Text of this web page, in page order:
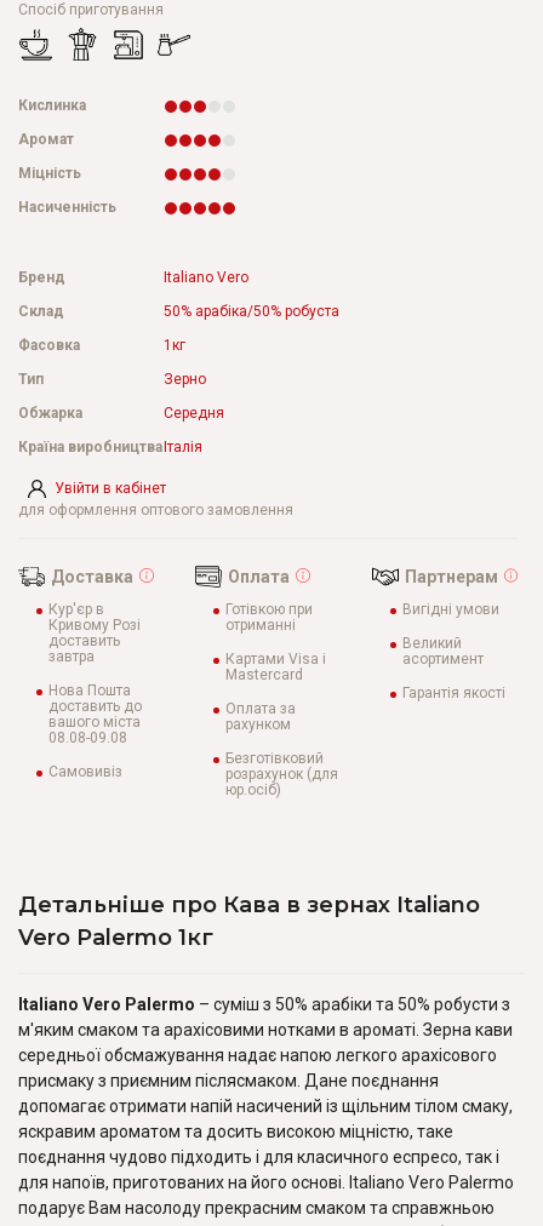
Спосіб приготування
Кислинка
Аромат
Міцність
Насиченність
Увійти в кабінет
для оформлення оптового замовлення
Бренд
Italiano Vero
Склад
50% арабіка/50% робуста
Фасовка
1кг
Тип
Зерно
Обжарка
Середня
Країна виробництва Італія
Доставка
Кур'єр в
Кривому Розі
доставить
завтра
Нова Пошта
доставить до
вашого міста
08.08-09.08
Самовивіз
Оплата
Готівкою при
отриманні
Картами Visa і
Mastercard
Оплата за
рахунком
Безготівковий
розрахунок (для
юр.осіб)
Партнерам
Вигідні умови
Великий
асортимент
Гарантія якості
Детальніше про Кава в зернах Italiano
Vero Palermo 1кг
Italiano Vero Palermo – суміш з 50% арабіки та 50% робусти з
м'яким смаком та арахісовими нотками в ароматі. Зерна кави
середньої обсмажування надає напою легкого арахісового
присмаку з приємним післясмаком. Дане поєднання
допомагає отримати напій насичений із щільним тілом смаку,
яскравим ароматом та досить високою міцністю, таке
поєднання чудово підходить і для класичного еспресо, так і
для напоїв, приготованих на його основі. Italiano Vero Palermo
подарує Вам насолоду прекрасним смаком та справжньою